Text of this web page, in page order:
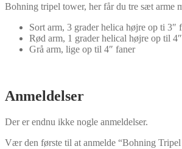
Bohning tripel tower, her får du tre sæt arme
Sort arm, 3 grader helica højre op ti 3″
Rød arm, 1 grader helical højre op til
Grå arm, lige op til 4″ faner
Anmeldelser
Der er endnu ikke nogle anmeldelser.
Vær den første til at anmelde “Bohning